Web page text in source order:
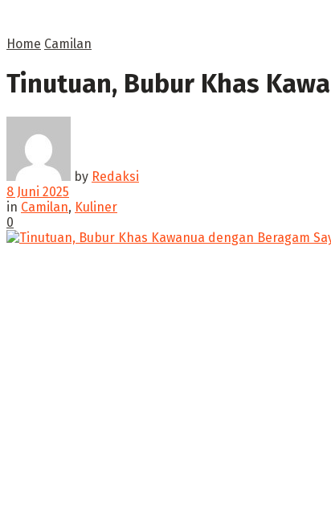
Home Camilan
Tinutuan, Bubur Khas
by Redaksi
8 Juni 2025
in Camilan, Kuliner
0